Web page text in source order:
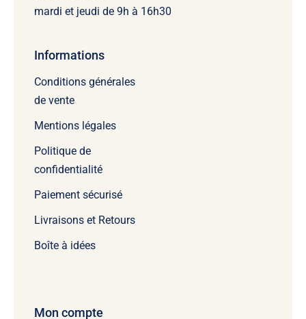
mardi et jeudi de 9h à 16h30
Informations
Conditions générales
de vente
Mentions légales
Politique de
confidentialité
Paiement sécurisé
Livraisons et Retours
Boîte à idées
Mon compte